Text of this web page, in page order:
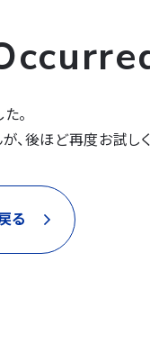
。
、後ほど再度お試し
る